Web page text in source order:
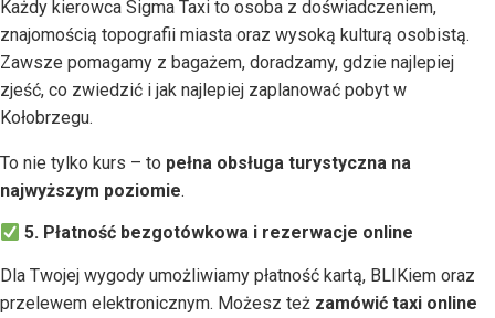
Każdy kierowca Sigma Taxi to osoba z doświadczeniem,
znajomością topografii miasta oraz wysoką kulturą osobistą.
Zawsze pomagamy z bagażem, doradzamy, gdzie najlepiej
zjeść, co zwiedzić i jak najlepiej zaplanować pobyt w
Kołobrzegu.
To nie tylko kurs – to pełna obsługa turystyczna na
najwyższym poziomie.
5. Płatność bezgotówkowa i rezerwacje online
Dla Twojej wygody umożliwiamy płatność kartą, BLIKiem oraz
przelewem elektronicznym. Możesz też zamówić taxi online